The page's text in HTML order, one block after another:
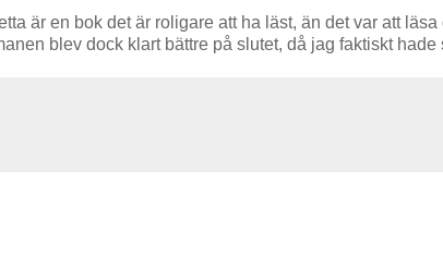
är en bok det är roligare att ha läst, än det var att
blev dock klart bättre på slutet, då jag faktiskt hade